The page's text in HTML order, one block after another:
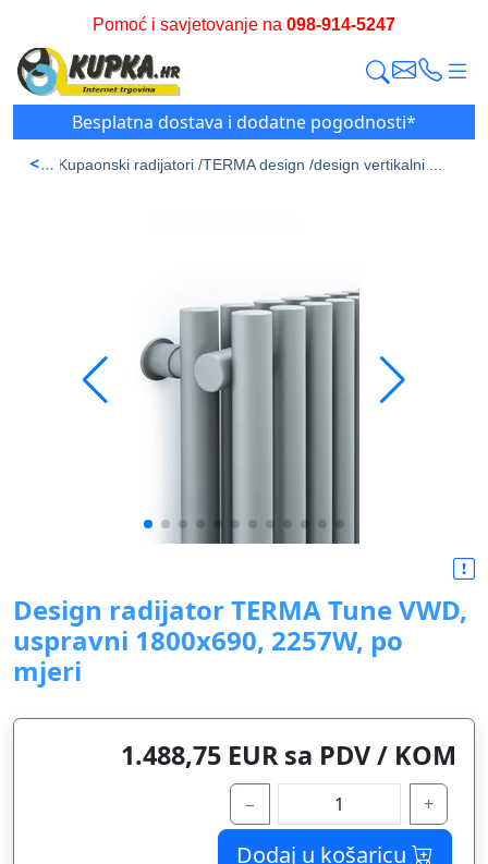
Pomoć i savjetovanje na 098-914-5247
Besplatna dostava i dodatne pogodnosti*
<
stran / Kupaonski radijatori /TERMA design /design vertikalni ...
Design radijator TERMA Tune VWD,
uspravni 1800x690, 2257W, po
mjeri
1.488,75 EUR sa PDV / KOM
− +
Dodaj u košaricu